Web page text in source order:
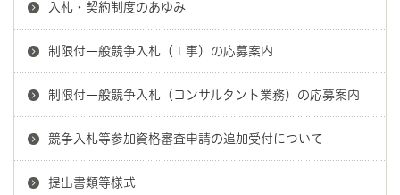
入札・契約制度のあゆみ
制限付一般競争入札（工事）の応募案内
制限付一般競争入札（コンサルタント業務）の応募案内
競争入札等参加資格審査申請の追加受付について
提出書類等様式